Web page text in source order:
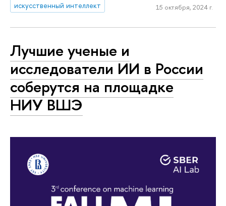
искусственный интеллект
15 октября, 2024 г.
Лучшие ученые и
исследователи ИИ в России
соберутся на площадке
НИУ ВШЭ